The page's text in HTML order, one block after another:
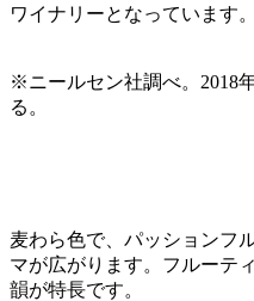
ワイナリーとなっています。
※ニールセン社調べ。2018
る。
麦わら色で、パッションフ
マが広がります。フルーテ
韻が特長です。